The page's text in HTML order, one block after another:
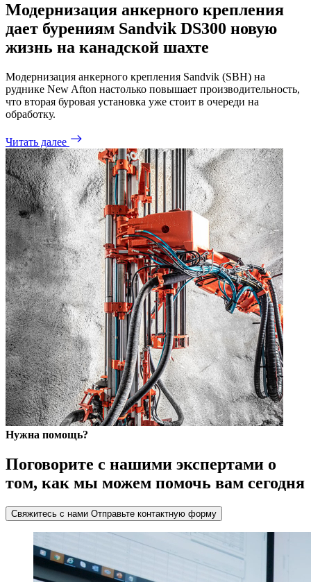
Модернизация анкерного крепления
дает бурениям Sandvik DS300 новую
жизнь на канадской шахте
Модернизация анкерного крепления Sandvik (SBH) на
руднике New Afton настолько повышает производительность,
что вторая буровая установка уже стоит в очереди на
обработку.
Читать далее
Нужна помощь?
Поговорите с нашими экспертами о
том, как мы можем помочь вам сегодня
Свяжитесь с нами Отправьте контактную форму